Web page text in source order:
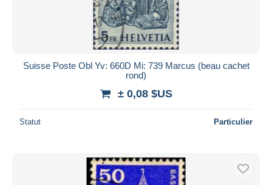
Suisse Poste Obl Yv: 660D Mi: 739 Marcus (beau cachet
rond)
± 0,08 $US
Statut Particulier